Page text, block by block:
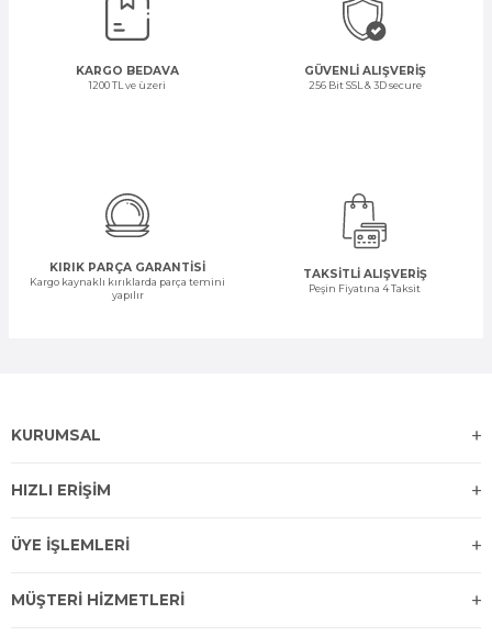
KARGO BEDAVA
1200 TL ve üzeri
GÜVENLİ ALIŞVERİŞ
256 Bit SSL & 3D secure
KIRIK PARÇA GARANTİSİ
Kargo kaynaklı kırıklarda parça temini
yapılır
TAKSİTLİ ALIŞVERİŞ
Peşin Fiyatına 4 Taksit
KURUMSAL
HIZLI ERİŞİM
ÜYE İŞLEMLERİ
MÜŞTERİ HİZMETLERİ